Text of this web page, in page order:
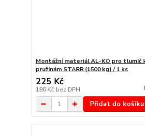
Montážní materiál AL-KO pro tlumič
pružinám STARR (1500 kg) / 1 ks
225 Kč
186 Kč bez DPH
Přidat do košíku